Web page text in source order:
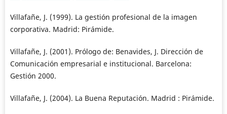
Villafañe, J. (1999). La gestión profesional de la imagen
corporativa. Madrid: Pirámide.
Villafañe, J. (2001). Prólogo de: Benavides, J. Dirección de
Comunicación empresarial e institucional. Barcelona:
Gestión 2000.
Villafañe, J. (2004). La Buena Reputación. Madrid : Pirámide.